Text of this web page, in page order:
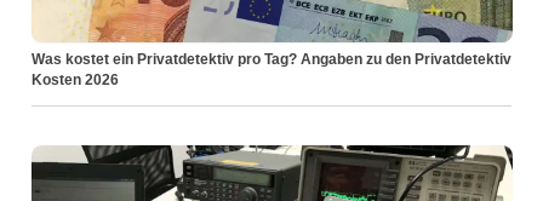
Was kostet ein Privatdetektiv pro Tag? Angaben zu den Privatdetektiv
Kosten 2026